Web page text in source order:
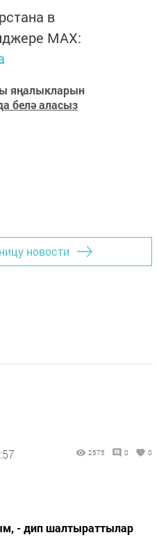
в
MАХ:
яңалыкларын
белә аласыз
новости
2575 0 0
- дип шалтыраттылар